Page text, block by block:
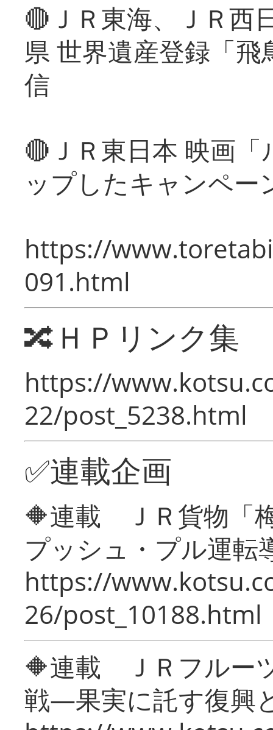
🔴ＪＲ東海、ＪＲ西
県 世界遺産登録「
信
🔴ＪＲ東日本 映画
ップしたキャンペー
https://
091.html
🔀ＨＰリンク集
https://
22/post_5238.html
✅連載企画
🔶連載 ＪＲ貨物「
プッシュ・プル運転
https://
26/post_10188.html
🔶連載 ＪＲフルー
戦―果実に託す復興